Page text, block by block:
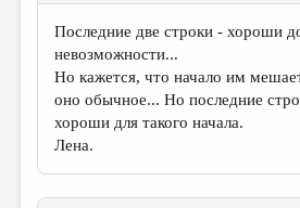
МЕДИА
ВКОНТАКТЕ
Последние две строки - хороши
невозможности...
Но кажется, что начало им
оно обычное... Но последние
хороши для такого начала.
Лена.